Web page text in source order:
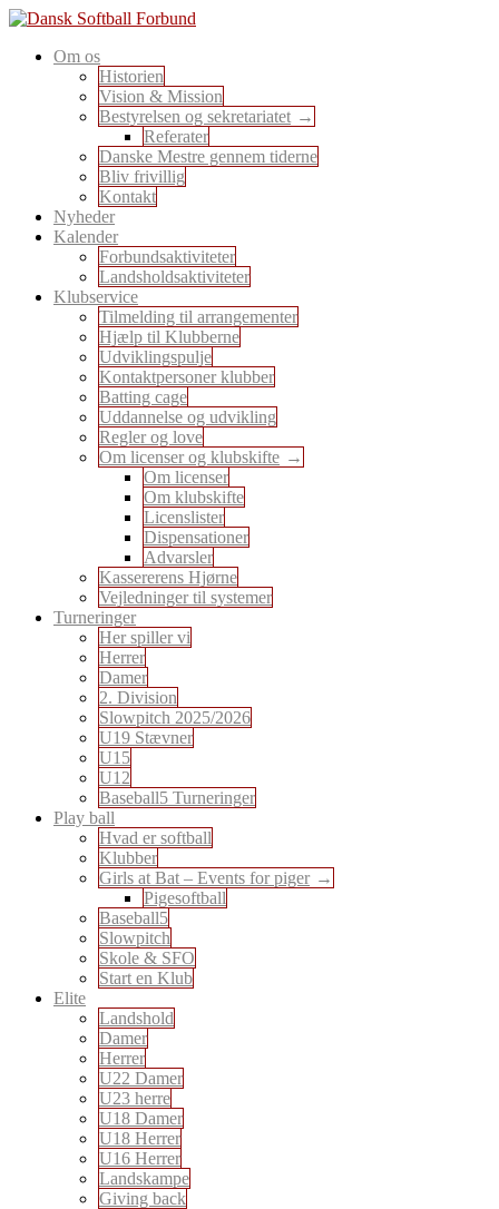
Skip
content
Dansk Softball Forbund
En sport for alle
Om os
Historien
Vision & Mission
Bestyrelsen og sekretariatet
Referater
Danske Mestre gennem tiderne
Bliv frivillig
Kontakt
Nyheder
Kalender
Forbundsaktiviteter
Landsholdsaktiviteter
Klubservice
Tilmelding til arrangementer
Hjælp til Klubberne
Udviklingspulje
Kontaktpersoner klubber
Batting cage
Uddannelse og udvikling
Regler og love
Om licenser og klubskifte
Om licenser
Om klubskifte
Licenslister
Dispensationer
Advarsler
Kassererens Hjørne
Vejledninger til systemer
Turneringer
Her spiller vi
Herrer
Damer
2. Division
Slowpitch 2025/2026
U19 Stævner
U15
U12
Baseball5 Turneringer
Play ball
Hvad er softball
Klubber
Girls at Bat – Events for piger
Pigesoftball
Baseball5
Slowpitch
Skole & SFO
Start en Klub
Elite
Landshold
Damer
Herrer
U22 Damer
U23 herre
U18 Damer
U18 Herrer
U16 Herrer
Landskampe
Giving back